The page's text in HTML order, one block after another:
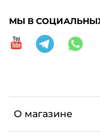
О магазине
МЫ В